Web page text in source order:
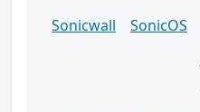
Sonicwall
SonicOS